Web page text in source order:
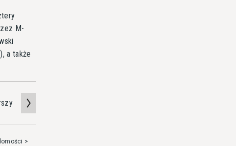
M-
a także
>